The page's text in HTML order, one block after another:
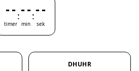
--
timer
:--
min
:--
sek
DHUHR